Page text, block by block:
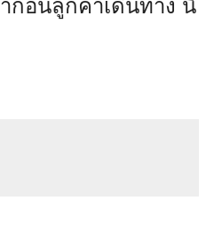
ก่อนลูกค้าเดินทาง นี่